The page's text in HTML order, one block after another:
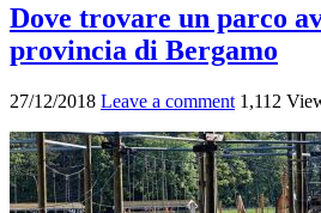
Dove trovare un parco
provincia di Bergamo
27/12/2018 Leave a comment 1,112